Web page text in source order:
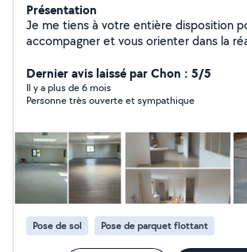
Présentation
Je me tiens à votre entière disposition
accompagner et vous orienter dans la
Dernier avis laissé par Chon : 5/5
Il y a plus de 6 mois
Personne très ouverte et sympathique
Pose de sol Pose de parquet flottant